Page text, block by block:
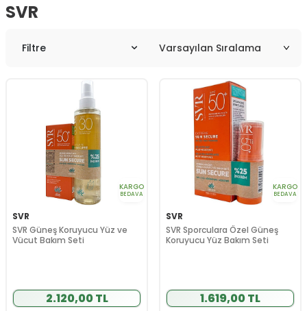
SVR
Filtre
KARGO
BEDAVA
SVR
SVR Güneş Koruyucu Yüz ve
Vücut Bakım Seti
2.120,00 TL
KARGO
BEDAVA
SVR
SVR Sporculara Özel Güneş
Koruyucu Yüz Bakım Seti
1.619,00 TL